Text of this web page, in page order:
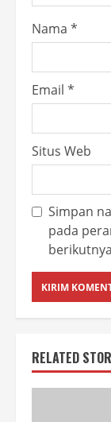
Nama *
Email *
Situs Web
Simpan
pada
RELATED